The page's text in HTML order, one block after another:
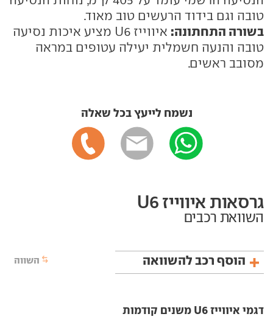
טובה וגם בידוד הרעשים טוב מאוד.
בשורה התחתונה:
איווייז U6 מציע איכות נסיעה
טובה והנעה חשמלית יעילה עטופים במראה
מסובב ראשים.
נשמח לייעץ בכל שאלה
גרסאות איווייז U6
השוואת רכבים
הוסף רכב להשוואה השווה
דגמי איווייז U6 משנים קודמות